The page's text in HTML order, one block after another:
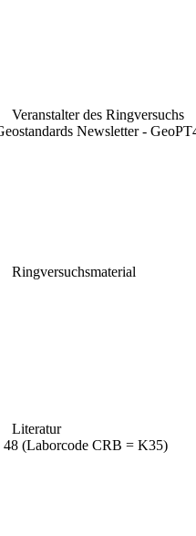
Veranstalter des Ringversuchs
Newsletter -
Ringversuchsmaterial
Literatur
48 (Laborcode CRB = K35)